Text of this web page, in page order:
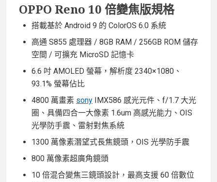
OPPO Reno 10 倍變焦版規格
搭載基於 Android 9 的 ColorOS 6.0 系統
高通 S855 處理器 / 8GB RAM / 256GB ROM 儲存
空間 / 可擴充 MicroSD 記憶卡
6.6 吋 AMOLED 螢幕，解析度 2340×1080、
93.1% 螢幕佔比
4800 萬畫素 sony IMX586 感光元件、f/1.7 大光
圈、具備四合一大像素 1.6um 高感光能力、OIS
光學防手震、雷射對焦系統
1300 萬像素潛望式長焦鏡頭，OIS 光學防手震
800 萬像素超廣角鏡頭
10 倍混合變焦三鏡頭設計，最高支援 60 倍數位